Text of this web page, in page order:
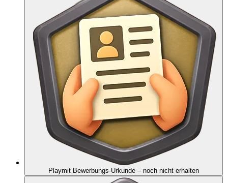
Playmit Bewerbungs-Urkunde – noch nicht erhalten